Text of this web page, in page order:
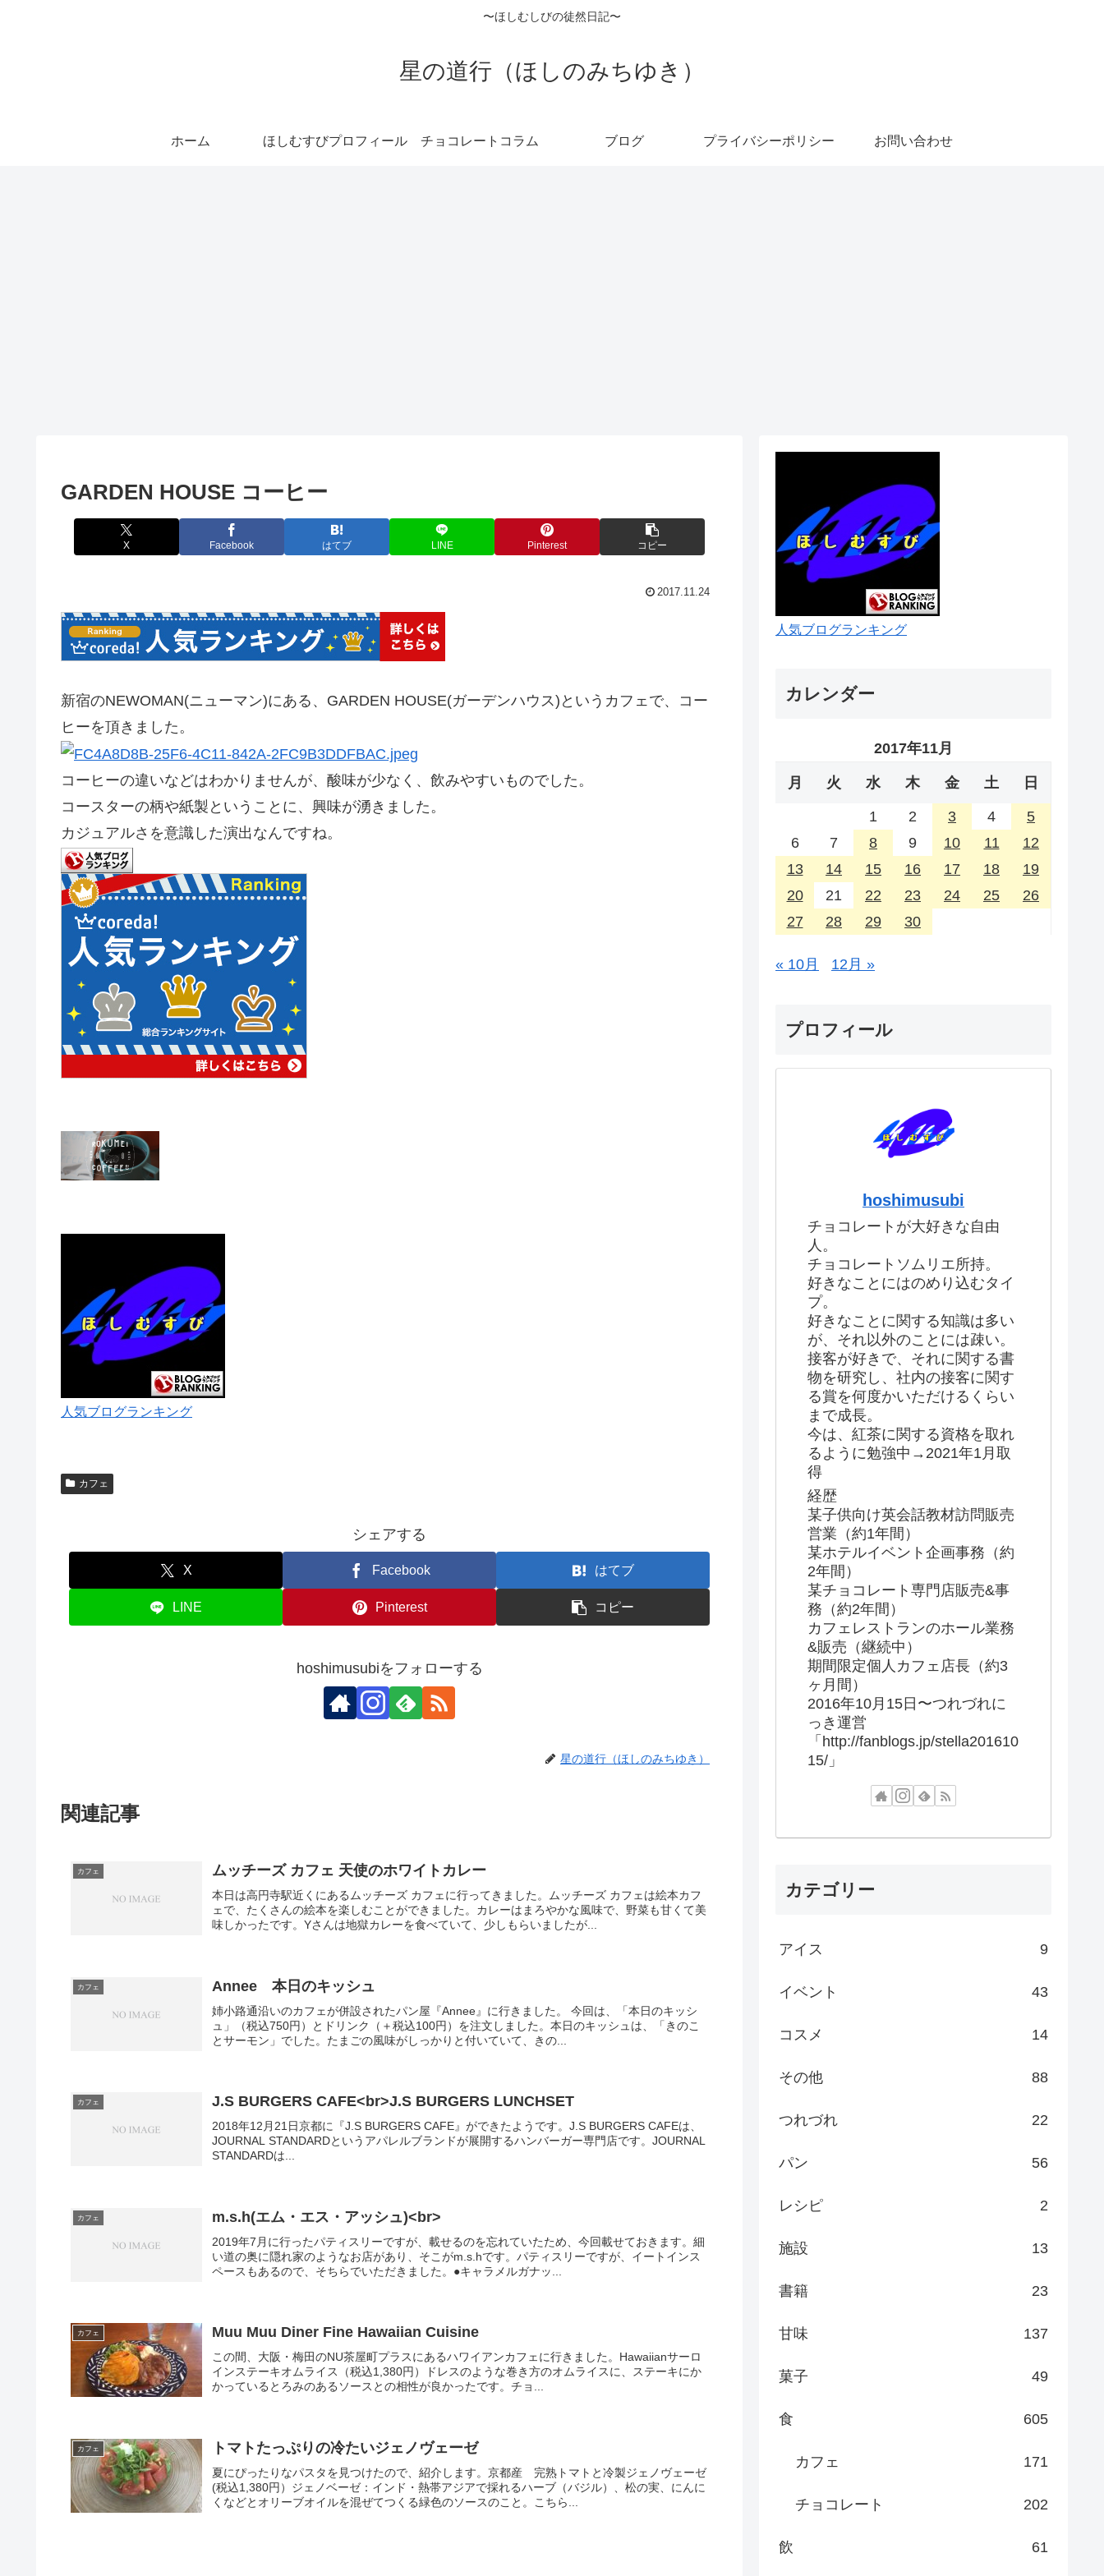
〜ほしむしびの徒然日記〜
星の道行（ほしのみちゆき）
ホーム ほしむすびプロフィール チョコレートコラム ブログ プライバシーポリシー お問い合わせ
GARDEN HOUSE コーヒー
X Facebook はてブ LINE Pinterest コピー
2017.11.24
新宿のNEWOMAN(ニューマン)にある、GARDEN HOUSE(ガーデンハウス)というカフェで、コー
ヒーを頂きました。
コーヒーの違いなどはわかりませんが、酸味が少なく、飲みやすいものでした。
コースターの柄や紙製ということに、興味が湧きました。
カジュアルさを意識した演出なんですね。
人気ブログランキング
カフェ
シェアする
X Facebook はてブ
LINE Pinterest コピー
hoshimusubiをフォローする
星の道行（ほしのみちゆき）
関連記事
カフェ ムッチーズ カフェ 天使のホワイトカレー
本日は高円寺駅近くにあるムッチーズ カフェに行ってきました。ムッチーズ カフェは絵本カフ
ェで、たくさんの絵本を楽しむことができました。カレーはまろやかな風味で、野菜も甘くて美
味しかったです。Yさんは地獄カレーを食べていて、少しもらいましたが...
カフェ Annee 本日のキッシュ
姉小路通沿いのカフェが併設されたパン屋『Annee』に行きました。 今回は、「本日のキッシ
ュ」（税込750円）とドリンク（＋税込100円）を注文しました。本日のキッシュは、「きのこ
とサーモン」でした。たまごの風味がしっかりと付いていて、きの...
カフェ J.S BURGERS CAFE<br>J.S BURGERS LUNCHSET
2018年12月21日京都に『J.S BURGERS CAFE』ができたようです。J.S BURGERS CAFEは、
JOURNAL STANDARDというアパレルブランドが展開するハンバーガー専門店です。JOURNAL
STANDARDは...
カフェ m.s.h(エム・エス・アッシュ)<br>
2019年7月に行ったパティスリーですが、載せるのを忘れていたため、今回載せておきます。細
い道の奥に隠れ家のようなお店があり、そこがm.s.hです。パティスリーですが、イートインス
ペースもあるので、そちらでいただきました。●キャラメルガナッ...
カフェ Muu Muu Diner Fine Hawaiian Cuisine
この間、大阪・梅田のNU茶屋町プラスにあるハワイアンカフェに行きました。Hawaiianサーロ
インステーキオムライス（税込1,380円）ドレスのような巻き方のオムライスに、ステーキにか
かっているとろみのあるソースとの相性が良かったです。チョ...
カフェ トマトたっぷりの冷たいジェノヴェーゼ
夏にぴったりなパスタを見つけたので、紹介します。京都産 完熟トマトと冷製ジェノヴェーゼ
(税込1,380円）ジェノベーゼ：インド・熱帯アジアで採れるハーブ（バジル）、松の実、にんに
くなどとオリーブオイルを混ぜてつくる緑色のソースのこと。こちら...
人気ブログランキング
カレンダー
2017年11月
月 火 水 木 金 土 日
1 2 3 4
5
6
7 8 9 10 11
12
13
14 15 16 17 18
19
20
21 22 23 24 25
26
27
28 29 30
« 10月 12月 »
プロフィール
hoshimusubi
チョコレートが大好きな自由
人。
チョコレートソムリエ所持。
好きなことにはのめり込むタイ
プ。
好きなことに関する知識は多い
が、それ以外のことには疎い。
接客が好きで、それに関する書
物を研究し、社内の接客に関す
る賞を何度かいただけるくらい
まで成長。
今は、紅茶に関する資格を取れ
るように勉強中→2021年1月取
得
経歴
某子供向け英会話教材訪問販売
営業（約1年間）
某ホテルイベント企画事務（約
2年間）
某チョコレート専門店販売&事
務（約2年間）
カフェレストランのホール業務
&販売（継続中）
期間限定個人カフェ店長（約3
ヶ月間）
2016年10月15日〜つれづれに
っき運営
「http://fanblogs.jp/stella201610
15/」
カテゴリー
アイス 9
イベント 43
コスメ 14
その他 88
つれづれ 22
パン 56
レシピ 2
施設 13
書籍 23
甘味 137
菓子 49
食 605
カフェ 171
チョコレート 202
飲 61